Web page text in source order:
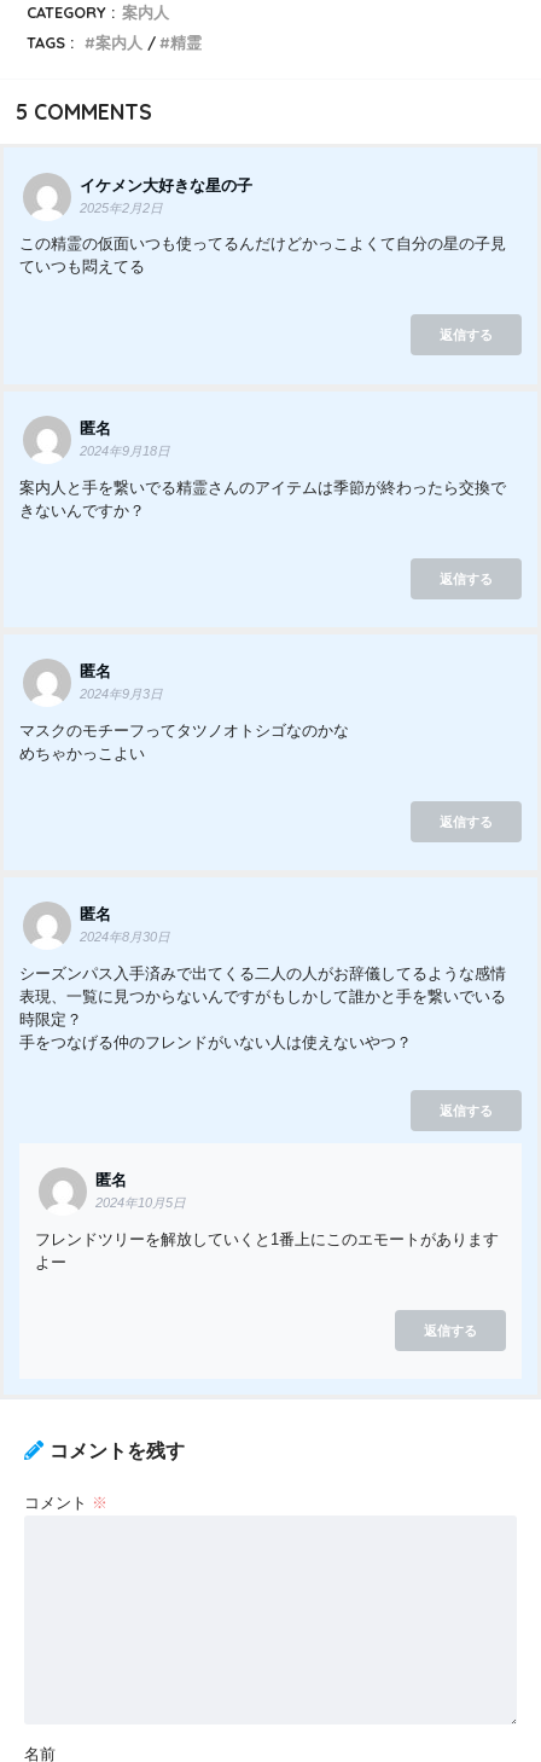
CATEGORY : 案内人
TAGS :
案内人 精霊
5 COMMENTS
イケメン大好きな星の子
2025年2月2日
この精霊の仮面いつも使ってるんだけどかっこよくて自分の星の子見
ていつも悶えてる
返信する
匿名
2024年9月18日
案内人と手を繋いでる精霊さんのアイテムは季節が終わったら交換で
きないんですか？
返信する
匿名
2024年9月3日
マスクのモチーフってタツノオトシゴなのかな
めちゃかっこよい
返信する
匿名
2024年8月30日
シーズンパス入手済みで出てくる二人の人がお辞儀してるような感情
表現、一覧に見つからないんですがもしかして誰かと手を繋いでいる
時限定？
手をつなげる仲のフレンドがいない人は使えないやつ？
返信する
匿名
2024年10月5日
フレンドツリーを解放していくと1番上にこのエモートがあります
よー
返信する
コメントを残す
コメント ※
名前